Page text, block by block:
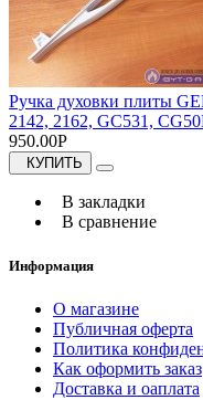
Ручка духовки плиты
2142, 2162, GC531,
950.00Р
КУПИТЬ
В закладки
В сравнение
Информация
О магазине
Публичная оферта
Политика
Как оформить заказ
Доставка и оаплата